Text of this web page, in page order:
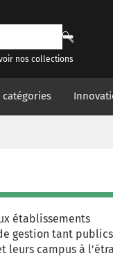
nos collections
catégories
établissements
gestion tant
leurs campus à